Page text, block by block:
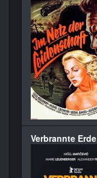
Verbrannte Erde